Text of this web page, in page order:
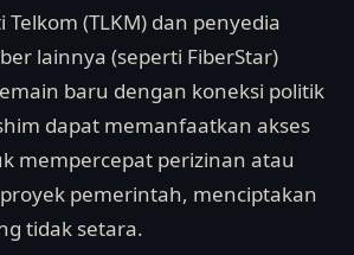
Telkom (TLKM) dan penyedia
lainnya (seperti FiberStar)
baru dengan koneksi politik
dapat memanfaatkan akses
mempercepat perizinan atau
pemerintah, menciptakan
tidak setara.